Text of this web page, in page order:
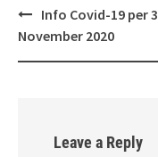
Post
navigation
Info Covid-19 per 3
November 2020
Leave a Reply